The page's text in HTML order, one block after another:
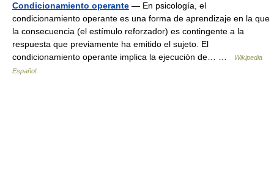
Condicionamiento operante — En psicología, el
condicionamiento operante es una forma de aprendizaje en la que
la consecuencia (el estímulo reforzador) es contingente a la
respuesta que previamente ha emitido el sujeto. El
condicionamiento operante implica la ejecución de… …
Wikipedia
Español